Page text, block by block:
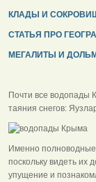
КЛАДЫ И
СТАТЬЯ ПРО
МЕГАЛИТЫ И
Почти все водопады
таяния снегов:
Именно
поскольку видеть их
упущение и